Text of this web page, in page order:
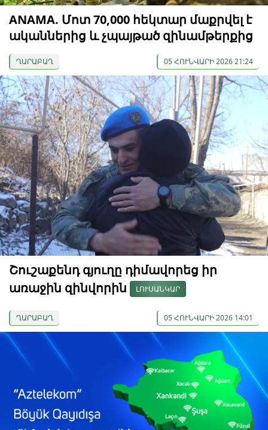
ANAMA. Մոտ 70,000 հեկտար մաքրվել է
ականներից և չպայթած զինամթերքից
ՂԱՐԱԲԱՂ 05 ՀՈՒՆՎԱՐԻ 2026 21:24
Շուշաքենդ գյուղը դիմավորեց իր
առաջին զինվորին
ԼՈՒՍԱՆԿԱՐ
ՂԱՐԱԲԱՂ 05 ՀՈՒՆՎԱՐԻ 2026 14:01